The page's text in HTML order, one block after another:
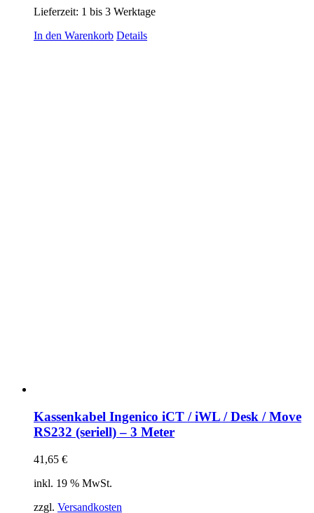
Lieferzeit: 1 bis 3 Werktage
In den Warenkorb Details
Kassenkabel Ingenico iCT / iWL / Desk / Move
RS232 (seriell) – 3 Meter
41,65 €
inkl. 19 % MwSt.
zzgl. Versandkosten